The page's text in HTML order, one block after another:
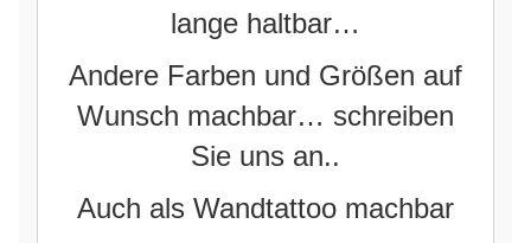
lange haltbar…
Andere Farben und Größen auf
Wunsch machbar… schreiben
Sie uns an..
Auch als Wandtattoo machbar